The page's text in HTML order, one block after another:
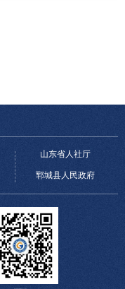
山东省人社厅
郓城县人民政府